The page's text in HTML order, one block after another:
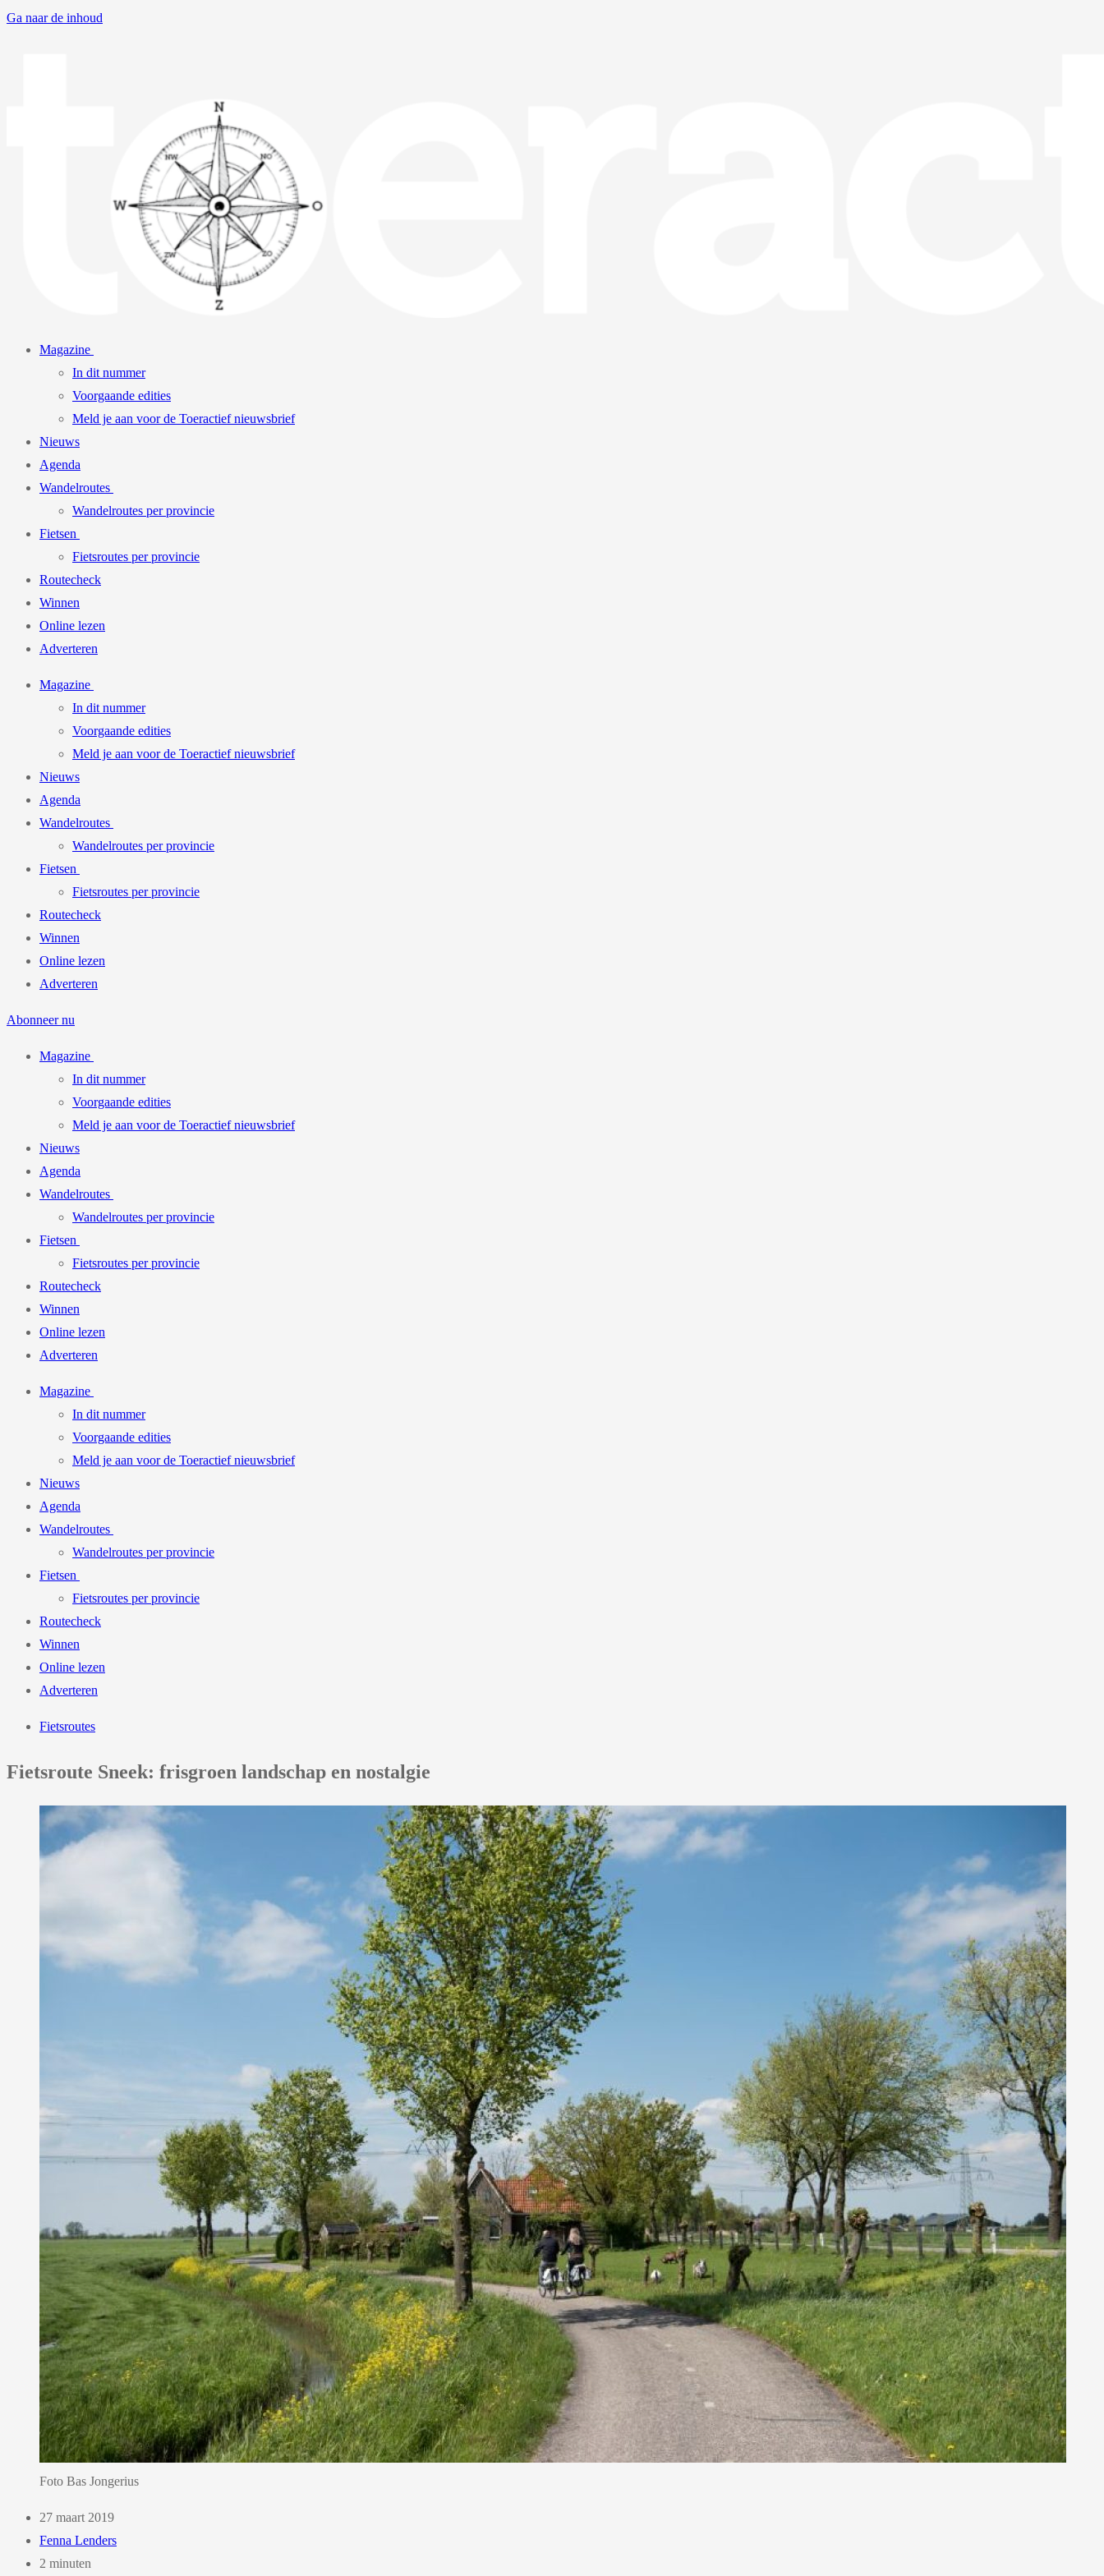
Ga naar de inhoud
Magazine
In dit nummer
Voorgaande edities
Meld je aan voor de Toeractief nieuwsbrief
Nieuws
Agenda
Wandelroutes
Wandelroutes per provincie
Fietsen
Fietsroutes per provincie
Routecheck
Winnen
Online lezen
Adverteren
Magazine
In dit nummer
Voorgaande edities
Meld je aan voor de Toeractief nieuwsbrief
Nieuws
Agenda
Wandelroutes
Wandelroutes per provincie
Fietsen
Fietsroutes per provincie
Routecheck
Winnen
Online lezen
Adverteren
Abonneer nu
Magazine
In dit nummer
Voorgaande edities
Meld je aan voor de Toeractief nieuwsbrief
Nieuws
Agenda
Wandelroutes
Wandelroutes per provincie
Fietsen
Fietsroutes per provincie
Routecheck
Winnen
Online lezen
Adverteren
Magazine
In dit nummer
Voorgaande edities
Meld je aan voor de Toeractief nieuwsbrief
Nieuws
Agenda
Wandelroutes
Wandelroutes per provincie
Fietsen
Fietsroutes per provincie
Routecheck
Winnen
Online lezen
Adverteren
Fietsroutes
Fietsroute Sneek: frisgroen landschap en nostalgie
Foto Bas Jongerius
27 maart 2019
Fenna Lenders
2 minuten